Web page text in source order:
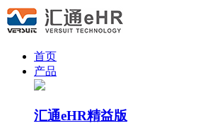
首页
产品
汇通eHR精益版